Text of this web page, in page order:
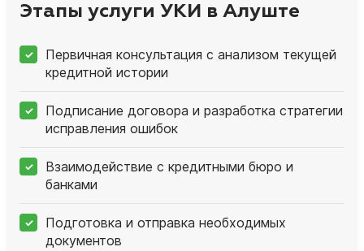
Этапы услуги УКИ в Алуште
Первичная консультация с анализом текущей
кредитной истории
Подписание договора и разработка стратегии
исправления ошибок
Взаимодействие с кредитными бюро и
банками
Подготовка и отправка необходимых
документов